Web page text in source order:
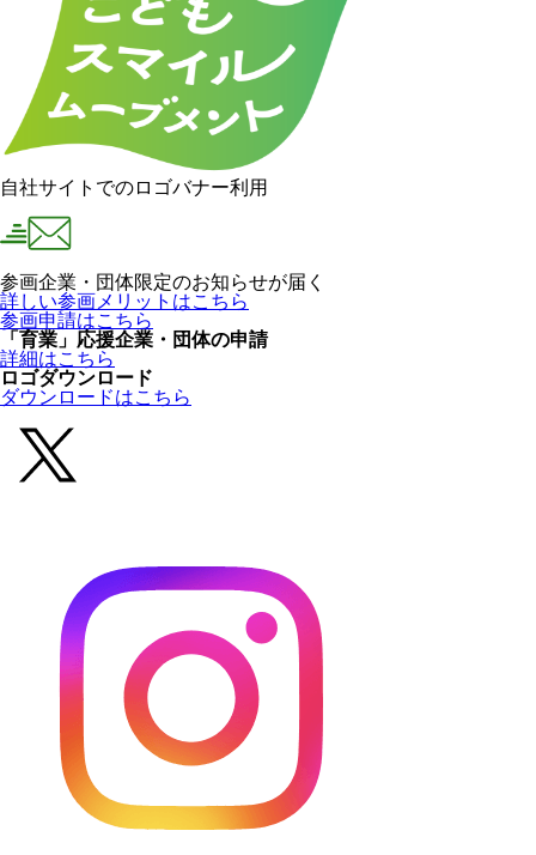
自社サイトでのロゴバナー利用
参画企業・団体限定のお知らせが届く
詳しい参画メリットはこちら
参画申請はこちら
「育業」応援企業・団体の申請
詳細はこちら
ロゴダウンロード
ダウンロードはこちら